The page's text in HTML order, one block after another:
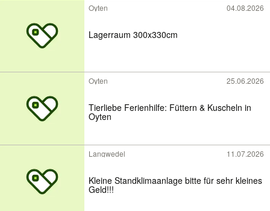
Oyten 04.08.2026
Lagerraum 300x330cm
Oyten 25.06.2026
Tierliebe Ferienhilfe: Füttern & Kuscheln in
Oyten
Langwedel 11.07.2026
Kleine Standklimaanlage bitte für sehr kleines
Geld!!!